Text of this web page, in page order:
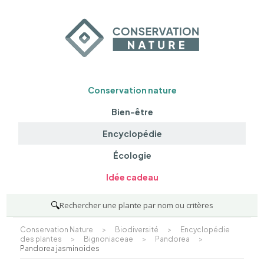
Conservation nature
Bien-être
Encyclopédie
Écologie
Idée cadeau
🔍Rechercher une plante par nom ou critères
Conservation Nature > Biodiversité >
Encyclopédie
des plantes
> Bignoniaceae > Pandorea
>
Pandorea jasminoides